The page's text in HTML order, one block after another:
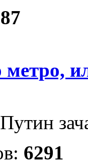
6291